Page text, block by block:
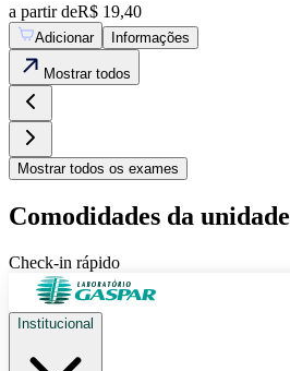
a partir deR$ 19,40
Adicionar Informações
Mostrar todos
Mostrar todos os exames
Comodidades da unidade
Check-in rápido
Institucional